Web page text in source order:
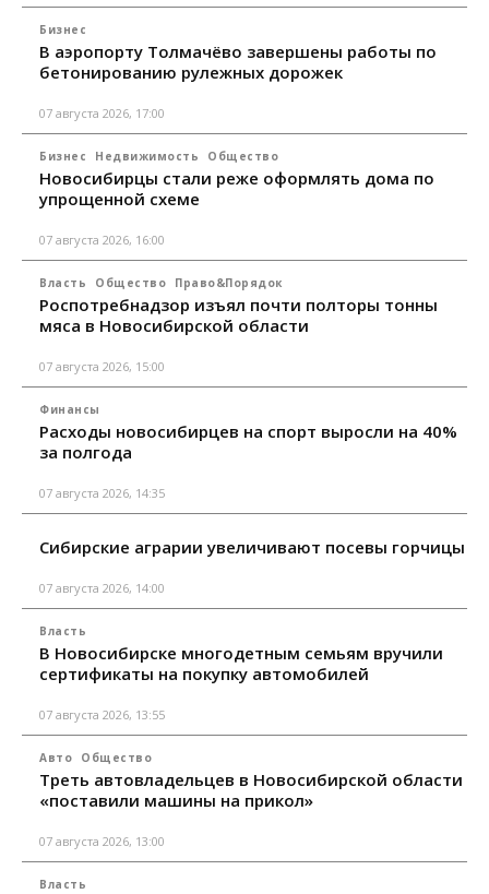
Бизнес
В аэропорту Толмачёво завершены работы по
бетонированию рулежных дорожек
07 августа 2026, 17:00
Бизнес Недвижимость Общество
Новосибирцы стали реже оформлять дома по
упрощенной схеме
07 августа 2026, 16:00
Власть Общество Право&Порядок
Роспотребнадзор изъял почти полторы тонны
мяса в Новосибирской области
07 августа 2026, 15:00
Финансы
Расходы новосибирцев на спорт выросли на 40%
за полгода
07 августа 2026, 14:35
Сибирские аграрии увеличивают посевы горчицы
07 августа 2026, 14:00
Власть
В Новосибирске многодетным семьям вручили
сертификаты на покупку автомобилей
07 августа 2026, 13:55
Авто Общество
Треть автовладельцев в Новосибирской области
«поставили машины на прикол»
07 августа 2026, 13:00
Власть